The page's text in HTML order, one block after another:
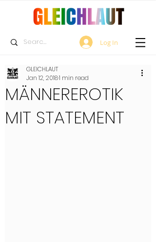
Log In
MÄNNEREROTIK
MIT STATEMENT
GLEICHLAUT
Jan 12, 20181 min read